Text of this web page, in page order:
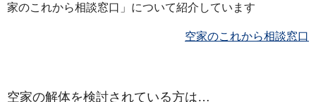
家のこれから相談窓口」について紹介しています
空家のこれから相談窓口
空家の解体を検討されている方は…